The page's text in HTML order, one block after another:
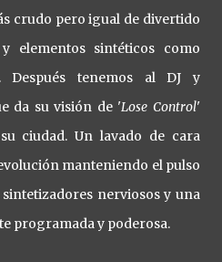
crudo pero igual de divertido
elementos sintéticos como
Después tenemos al DJ y
da su visión de 'Lose Control'
ciudad. Un lavado de cara
manteniendo el pulso
nerviosos y una
programada y poderosa.